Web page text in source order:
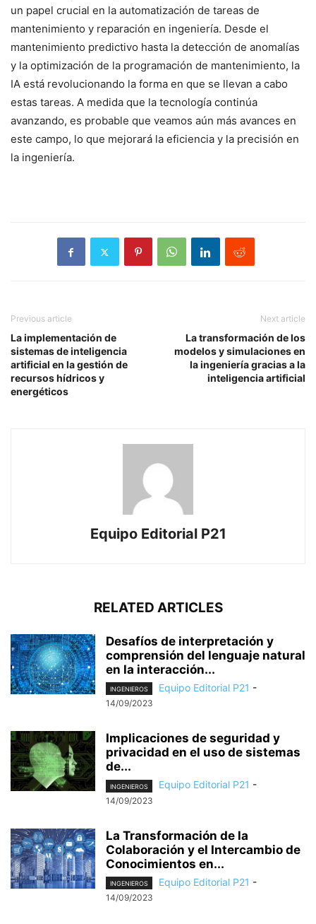
un papel crucial en la automatización de tareas de
mantenimiento y reparación en ingeniería. Desde el
mantenimiento predictivo hasta la detección de anomalías
y la optimización de la programación de mantenimiento, la
IA está revolucionando la forma en que se llevan a cabo
estas tareas. A medida que la tecnología continúa
avanzando, es probable que veamos aún más avances en
este campo, lo que mejorará la eficiencia y la precisión en
la ingeniería.
Previous article
La implementación de
sistemas de inteligencia
artificial en la gestión de
recursos hídricos y
energéticos
Next article
La transformación de los
modelos y simulaciones en
la ingeniería gracias a la
inteligencia artificial
Equipo Editorial P21
RELATED ARTICLES
Desafíos de interpretación y
comprensión del lenguaje natural
en la interacción...
INGENIEROS Equipo Editorial P21 -
14/09/2023
Implicaciones de seguridad y
privacidad en el uso de sistemas
de...
INGENIEROS Equipo Editorial P21 -
14/09/2023
La Transformación de la
Colaboración y el Intercambio de
Conocimientos en...
INGENIEROS Equipo Editorial P21 -
14/09/2023